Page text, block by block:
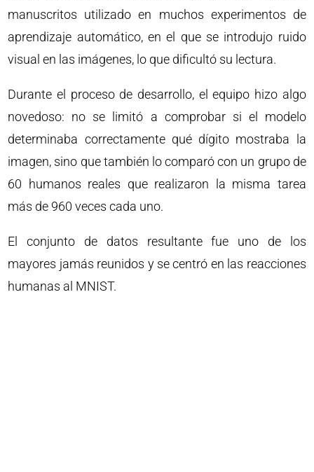
manuscritos utilizado en muchos experimentos de
aprendizaje automático, en el que se introdujo ruido
visual en las imágenes, lo que dificultó su lectura.
Durante el proceso de desarrollo, el equipo hizo algo
novedoso: no se limitó a comprobar si el modelo
determinaba correctamente qué dígito mostraba la
imagen, sino que también lo comparó con un grupo de
60 humanos reales que realizaron la misma tarea
más de 960 veces cada uno.
El conjunto de datos resultante fue uno de los
mayores jamás reunidos y se centró en las reacciones
humanas al MNIST.